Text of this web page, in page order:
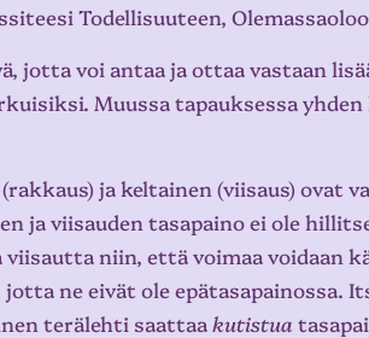
Todellisuuteen,
jotta voi antaa ja ottaa vastaan
Muussa tapauksessa
ja keltainen (viisaus) ovat
viisauden tasapaino ei ole
niin, että voimaa voidaan
ne eivät ole epätasapainossa.
terälehti saattaa kutistua